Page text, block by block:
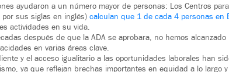
ayudaron a un número mayor de personas: Los Centros
por sus siglas en inglés) calculan que 1 de cada 4 personas en
actividades en su vida.
después de que la ADA se aprobara, no hemos
en varias áreas clave.
y el acceso igualitario a las oportunidades laborales han
ya que reflejan brechas importantes en equidad a lo largo